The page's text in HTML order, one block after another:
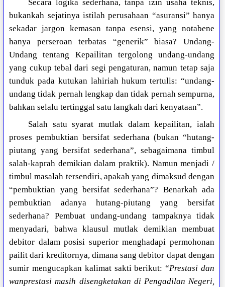
Secara logika sederhana, tanpa izin usaha teknis,
bukankah sejatinya istilah perusahaan “asuransi” hanya
sekadar jargon kemasan tanpa esensi, yang notabene
hanya perseroan terbatas “generik” biasa? Undang-
Undang tentang Kepailitan tergolong undang-undang
yang cukup tebal dari segi pengaturan, namun tetap saja
tunduk pada kutukan lahiriah hukum tertulis: “undang-
undang tidak pernah lengkap dan tidak pernah sempurna,
bahkan selalu tertinggal satu langkah dari kenyataan”.
Salah satu syarat mutlak dalam kepailitan, ialah
proses pembuktian bersifat sederhana (bukan “hutang-
piutang yang bersifat sederhana”, sebagaimana timbul
salah-kaprah demikian dalam praktik). Namun menjadi /
timbul masalah tersendiri, apakah yang dimaksud dengan
“pembuktian yang bersifat sederhana”? Benarkah ada
pembuktian adanya hutang-piutang yang bersifat
sederhana? Pembuat undang-undang tampaknya tidak
menyadari, bahwa klausul mutlak demikian membuat
debitor dalam posisi superior menghadapi permohonan
pailit dari kreditornya, dimana sang debitor dapat dengan
sumir mengucapkan kalimat sakti berikut: “Prestasi dan
wanprestasi masih disengketakan di Pengadilan Negeri,